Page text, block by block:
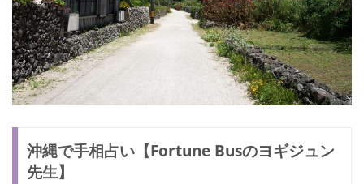
沖縄で手相占い【Fortune Busのヨギジュン
先生】